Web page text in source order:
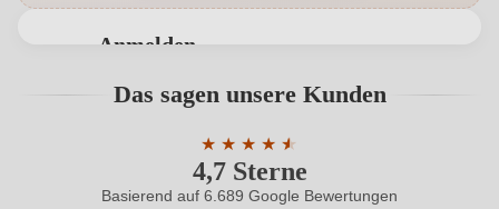
Anmelden
Benutzern abgegeben werden. Bitte loggen Sie sich
Neuer Kunde? Neuer Kunde?
Das sagen unsere Kunden
4,7 Sterne
★ ★ ★ ★ ★
★
Durchschnittliche Bewertung von 4.7
Basierend auf 6.689 Google Bewertungen